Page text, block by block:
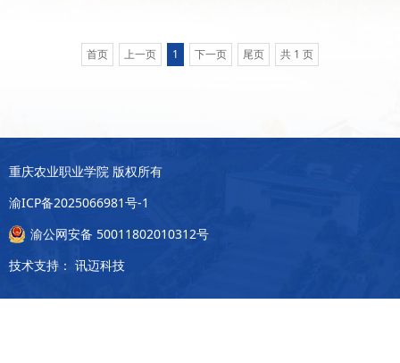
（第一名），充分展现了我校教师的专业素养和精神风貌。
首页 上一页 1 下一页 尾页 共 1 页
重庆农业职业学院 版权所有
渝ICP备2025066981号-1
渝公网安备 50011802010312号
技术支持： 讯迈科技